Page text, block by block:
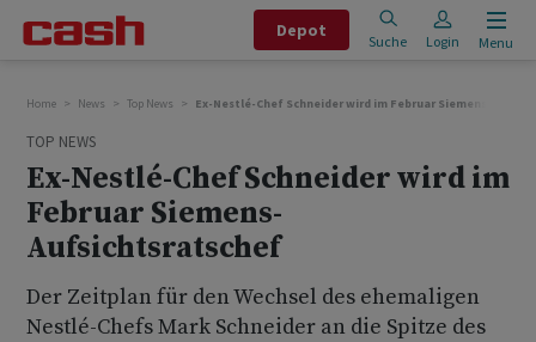
Depot
Suche Login Menu
Home News Top News Ex-Nestlé-Chef Schneider wird im Februar Siemens-
TOP NEWS
Ex-Nestlé-Chef Schneider wird im
Februar Siemens-
Aufsichtsratschef
Der Zeitplan für den Wechsel des ehemaligen
Nestlé-Chefs Mark Schneider an die Spitze des